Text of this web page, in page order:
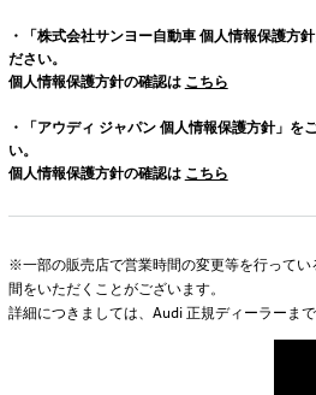
・「株式会社サンヨー自動車 個人情報保護方
ださい。
個人情報保護方針の確認は こちら
・「アウディ ジャパン 個人情報保護方針」を
い。
個人情報保護方針の確認は こちら
※一部の販売店で営業時間の変更等を行って
間をいただくことがございます。
詳細につきましては、Audi 正規ディーラーまで